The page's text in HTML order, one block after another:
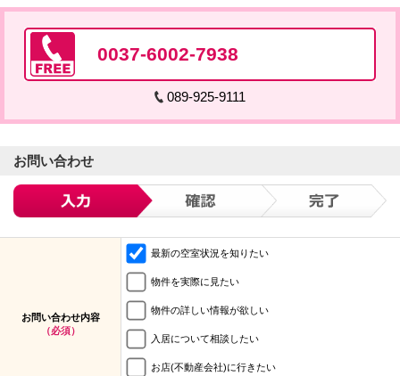
0037-6002-7938
089-925-9111
お問い合わせ
お問い合わせ内容
（必須）
最新の空室状況を知りたい
物件を実際に見たい
物件の詳しい情報が欲しい
入居について相談したい
お店(不動産会社)に行きたい